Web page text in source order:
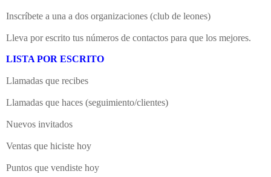
Inscríbete a una a dos organizaciones (club de leones)
Lleva por escrito tus números de contactos para que los mejores.
LISTA POR ESCRITO
Llamadas que recibes
Llamadas que haces (seguimiento/clientes)
Nuevos invitados
Ventas que hiciste hoy
Puntos que vendiste hoy